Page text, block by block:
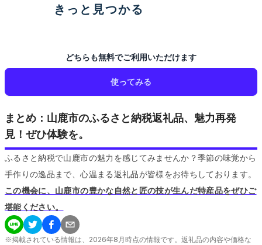
きっと見つかる
どちらも無料でご利用いただけます
使ってみる
まとめ：山鹿市のふるさと納税返礼品、魅力再発
見！ぜひ体験を。
ふるさと納税で山鹿市の魅力を感じてみませんか？季節の味覚から
手作りの逸品まで、心温まる返礼品が皆様をお待ちしております。
この機会に、山鹿市の豊かな自然と匠の技が生んだ特産品をぜひご
堪能ください。
※掲載されている情報は、 2026年8 月時点の情報です。返礼品の内容や価格な